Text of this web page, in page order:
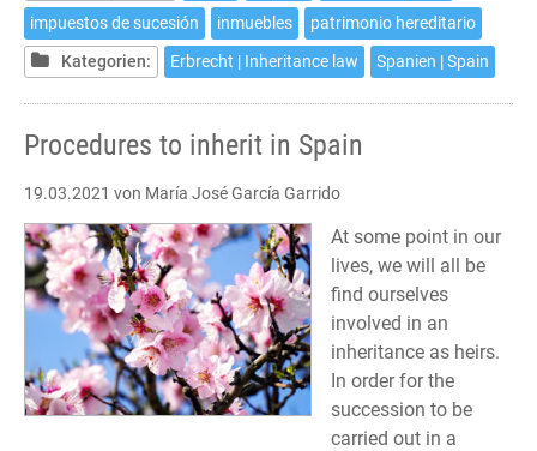
en
España
impuestos de sucesión
inmuebles
patrimonio hereditario
Kategorien:
Erbrecht | Inheritance law Spanien | Spain
Procedures to inherit in Spain
19.03.2021 von María José García Garrido
At some point in our
lives, we will all be
find ourselves
involved in an
inheritance as heirs.
In order for the
succession to be
carried out in a